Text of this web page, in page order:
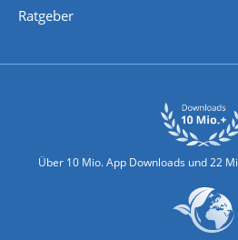
Ratgeber
Über 10 Mio. App Downloads und 22